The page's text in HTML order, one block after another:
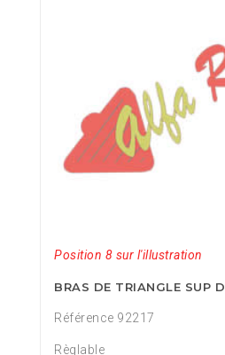
Position 8 sur l'illustration
BRAS DE TRIANGLE SUP D
Référence 92217
Règlable